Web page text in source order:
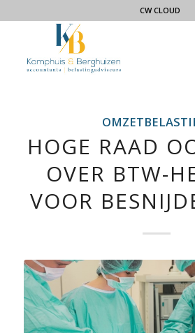
CW CLOUD
HOGE RAAD
OVER BTW-
VOOR